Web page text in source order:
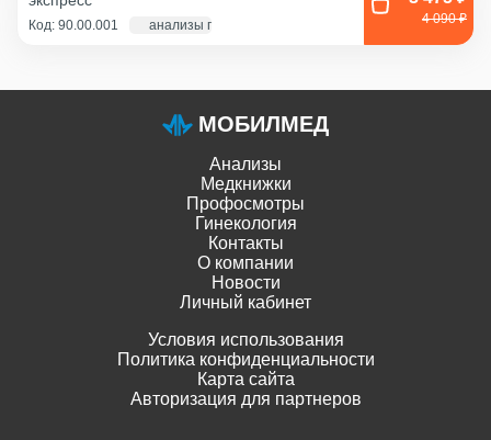
Код: 90.00.001 анализы по крови - 1 д., экг и флг - 1 час 4 090 ₽
МОБИЛМЕД
Анализы
Медкнижки
Профосмотры
Гинекология
Контакты
О компании
Новости
Личный кабинет
Условия использования
Политика конфиденциальности
Карта сайта
Авторизация для партнеров